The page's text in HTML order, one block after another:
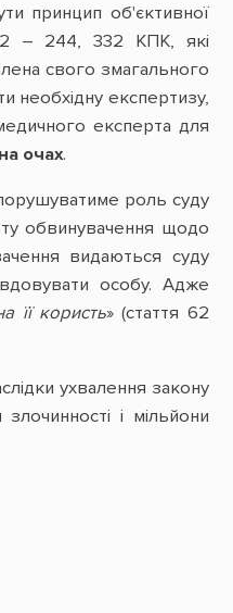
принцип об'єктивної
– 244, 332 КПК, які
свого змагального
необхідну експертизу,
експерта для
очах.
роль суду
обвинувачення щодо
видаються суду
особу. Адже
її користь» (стаття 62
ухвалення закону
і мільйони